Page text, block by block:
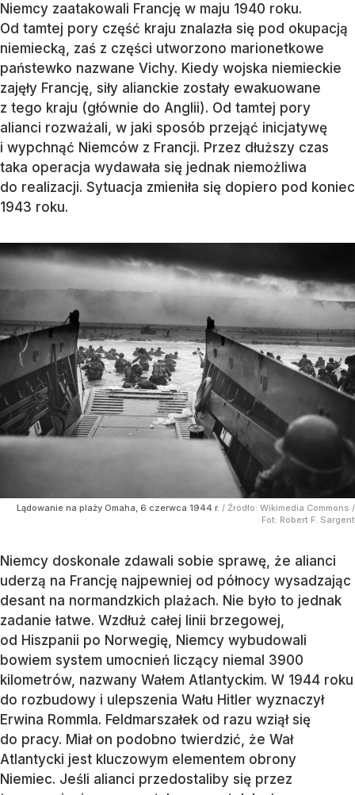
Niemcy zaatakowali Francję w maju 1940 roku.
Od tamtej pory część kraju znalazła się pod okupacją
niemiecką, zaś z części utworzono marionetkowe
państewko nazwane Vichy. Kiedy wojska niemieckie
zajęły Francję, siły alianckie zostały ewakuowane
z tego kraju (głównie do Anglii). Od tamtej pory
alianci rozważali, w jaki sposób przejąć inicjatywę
i wypchnąć Niemców z Francji. Przez dłuższy czas
taka operacja wydawała się jednak niemożliwa
do realizacji. Sytuacja zmieniła się dopiero pod koniec
1943 roku.
Lądowanie na plaży Omaha, 6 czerwca 1944 r. / Źródło: Wikimedia Commons /
Fot: Robert F. Sargent
Niemcy doskonale zdawali sobie sprawę, że alianci
uderzą na Francję najpewniej od północy wysadzając
desant na normandzkich plażach. Nie było to jednak
zadanie łatwe. Wzdłuż całej linii brzegowej,
od Hiszpanii po Norwegię, Niemcy wybudowali
bowiem system umocnień liczący niemal 3900
kilometrów, nazwany Wałem Atlantyckim. W 1944 roku
do rozbudowy i ulepszenia Wału Hitler wyznaczył
Erwina Rommla. Feldmarszałek od razu wziął się
do pracy. Miał on podobno twierdzić, że Wał
Atlantycki jest kluczowym elementem obrony
Niemiec. Jeśli alianci przedostaliby się przez